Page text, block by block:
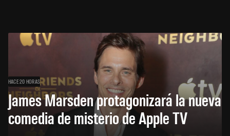
HACE 20 HORAS
James Marsden protagonizará la nueva
comedia de misterio de Apple TV